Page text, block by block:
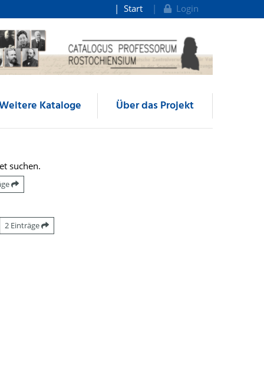
Start Login
Kataloge Über das Projekt
suchen.
2 Einträge